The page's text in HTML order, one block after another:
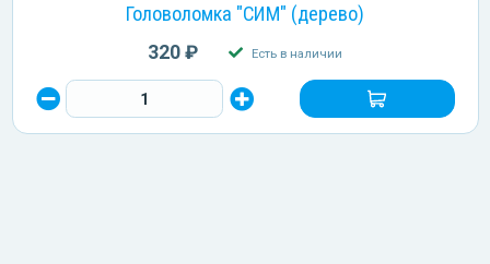
Головоломка "СИМ" (дерево)
320 ₽ Есть в наличии